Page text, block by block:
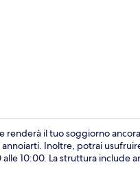
renderà il tuo soggiorno
Inoltre, potrai
10:00. La struttura include